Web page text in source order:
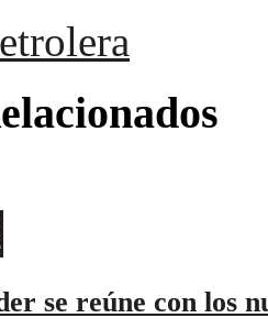
se reúne con los